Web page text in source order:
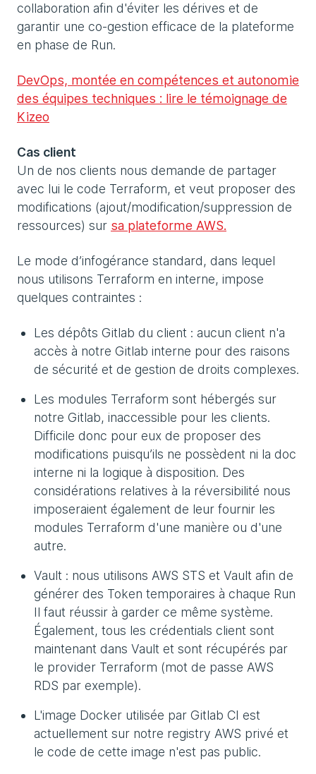
collaboration afin d'éviter les dérives et de
garantir une co-gestion efficace de la plateforme
en phase de Run.
DevOps, montée en compétences et autonomie
des équipes techniques : lire le témoignage de
Kizeo
Cas client
Un de nos clients nous demande de partager
avec lui le code Terraform, et veut proposer des
modifications (ajout/modification/suppression de
ressources) sur sa plateforme AWS.
Le mode d’infogérance standard, dans lequel
nous utilisons Terraform en interne, impose
quelques contraintes :
Les dépôts Gitlab du client : aucun client n'a
accès à notre Gitlab interne pour des raisons
de sécurité et de gestion de droits complexes.
Les modules Terraform sont hébergés sur
notre Gitlab, inaccessible pour les clients.
Difficile donc pour eux de proposer des
modifications puisqu’ils ne possèdent ni la doc
interne ni la logique à disposition. Des
considérations relatives à la réversibilité nous
imposeraient également de leur fournir les
modules Terraform d'une manière ou d'une
autre.
Vault : nous utilisons AWS STS et Vault afin de
générer des Token temporaires à chaque Run
Il faut réussir à garder ce même système.
Également, tous les crédentials client sont
maintenant dans Vault et sont récupérés par
le provider Terraform (mot de passe AWS
RDS par exemple).
L'image Docker utilisée par Gitlab CI est
actuellement sur notre registry AWS privé et
le code de cette image n'est pas public.